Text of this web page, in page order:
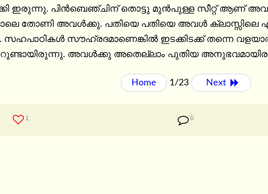
തൊട്ടു മുൻപുള്ള സീറ്റ് ആണ് അവൾക്കു കിട്ടിയത്. ആ ദിനം പെട്ടാണ്
തോണി അവൾക്കു. പതിയെ പതിയെ അവൾ
സഹപാഠികൾ സൗഹ്രദമാണെങ്കിൽ ഇടക്കിടക്ക് തന്നെ
അവൾക്കു അതെല്ലാം പുതിയ
Home 1/23 Next
1 0